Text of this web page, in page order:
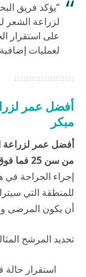
“يؤكد فريق
لزراعة الشعر
على استقرار
لعمليات
أفضل عمر
مبكر
أفضل عمر لزراعة
من سن 25 فما فوق، حيث تكتمل معالم الصلع الوراثي.
إجراء الجراحة في
للمنطقة التي
أن يكون المرضى
تحديد المرشح
استقرار